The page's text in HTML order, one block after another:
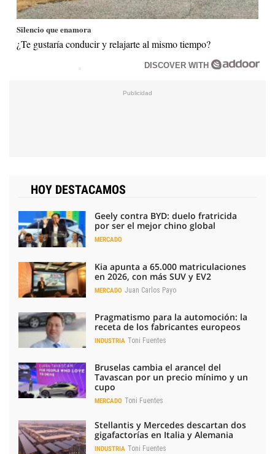
Silencio que enamora
¿Te gustaría conducir y relajarte al mismo tiempo?
DISCOVER WITH
HOY DESTACAMOS
Geely contra BYD: duelo fratricida
por ser el mejor chino global
MERCADO
Kia apunta a 65.000 matriculaciones
en 2026, con más SUV y EV2
MERCADO Juan Carlos Payo
Pragmatismo para la automoción: la
receta de los fabricantes europeos
INDUSTRIA Toni Fuentes
Bruselas cambia el arancel del
Tavascan por un precio mínimo y un
cupo
MERCADO Toni Fuentes
Stellantis y Mercedes descartan dos
gigafactorías en Italia y Alemania
INDUSTRIA Toni Fuentes